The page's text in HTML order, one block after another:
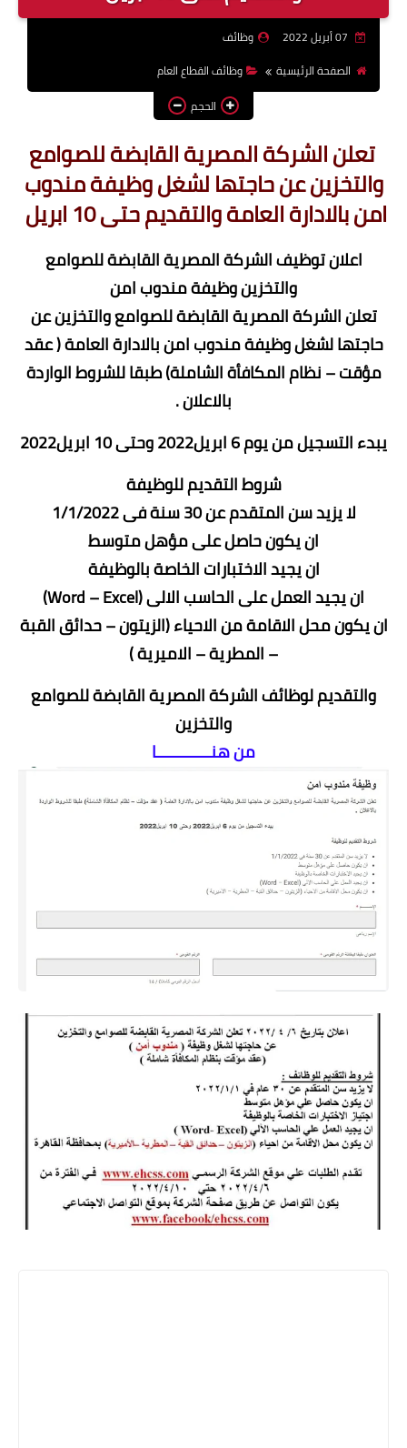
وظائف
الصفحة الرئيسية
وظائف القطاع العام
الحجم
تعلن الشركة المصرية القابضة للصوامع
والتخزين عن حاجتها لشغل وظيفة مندوب
امن بالادارة العامة والتقديم حتى 10 ابريل
اعلان توظيف الشركة المصرية القابضة للصوامع
والتخزين وظيفة مندوب امن
تعلن الشركة المصرية القابضة للصوامع والتخزين عن
حاجتها لشغل وظيفة مندوب امن بالادارة العامة ( عقد
مؤقت – نظام المكافأة الشاملة) طبقا للشروط الواردة
بالاعلان .
يبدء التسجيل من يوم 6 ابريل2022 وحتى 10 ابريل2022
شروط التقديم للوظيفة
لا يزيد سن المتقدم عن 30 سنة فى 1/1/2022
ان يكون حاصل على مؤهل متوسط
ان يجيد الاختبارات الخاصة بالوظيفة
ان يجيد العمل على الحاسب الالى (Word – Excel)
ان يكون محل الاقامة من الاحياء (الزيتون – حدائق القبة
– المطرية – الاميرية )
والتقديم لوظائفالشركة المصرية القابضة للصوامع
والتخزين
من هنــــــــــــا